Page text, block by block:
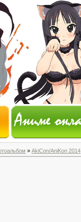
» AkiCon/AniKon 2014